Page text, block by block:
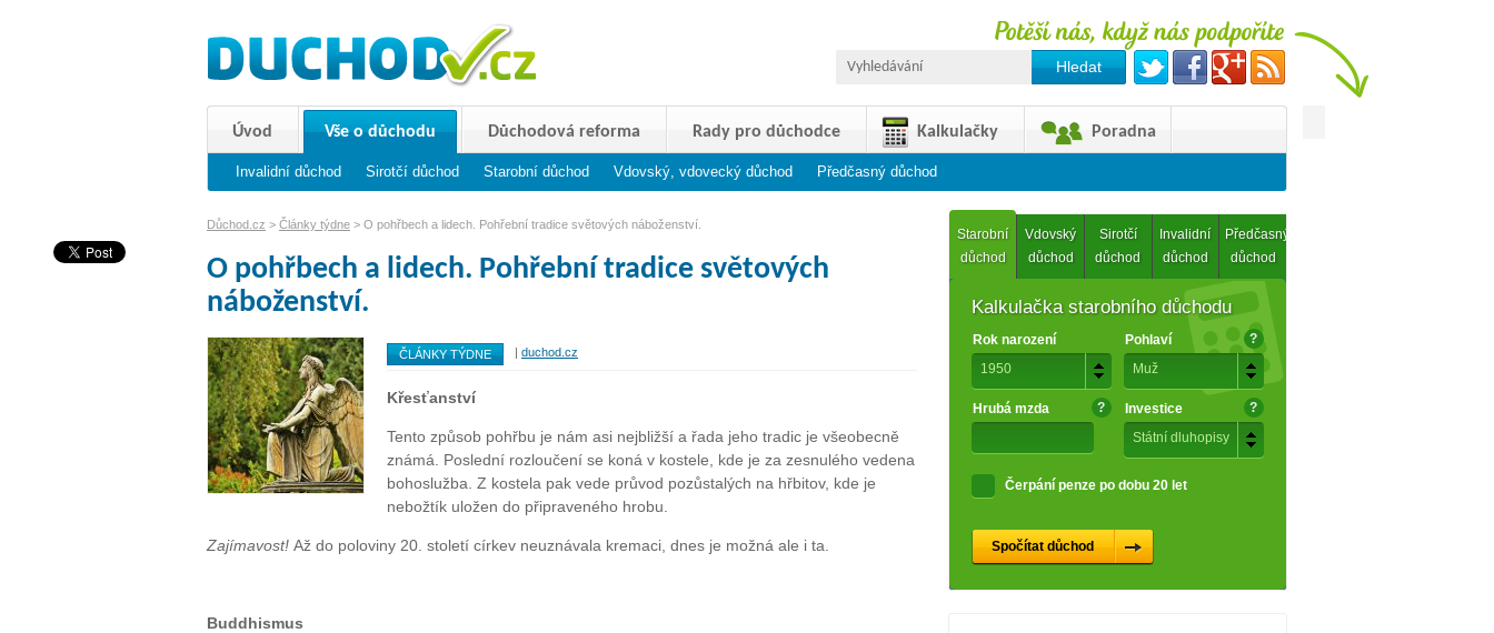
Úvod Vše o důchodu
Invalidní důchod Sirotčí důchod Starobní důchod Vdovský, vdovecký důchod Předčasný důchod
Důchodová reforma Rady pro důchodce Kalkulačky Poradna
Důchod.cz > Články týdne > O pohřbech a lidech. Pohřební tradice světových náboženství.
O pohřbech a lidech. Pohřební tradice světových
náboženství.
ČLÁNKY TÝDNE | duchod.cz
Křesťanství
Tento způsob pohřbu je nám asi nejbližší a řada jeho tradic je všeobecně
známá. Poslední rozloučení se koná v kostele, kde je za zesnulého vedena
bohoslužba. Z kostela pak vede průvod pozůstalých na hřbitov, kde je
nebožtík uložen do připraveného hrobu.
Zajímavost! Až do poloviny 20. století církev neuznávala kremaci, dnes je možná ale i ta.
Buddhismus
Starobní
důchod
Vdovský
důchod
Sirotčí
důchod
Invalidní
důchod
Předčasný
důchod
Kalkulačka starobního důchodu
Rok narození
1950
Pohlaví
Muž
?
Hrubá mzda ?
Investice
Státní dluhopisy
?
Čerpání penze po dobu 20 let